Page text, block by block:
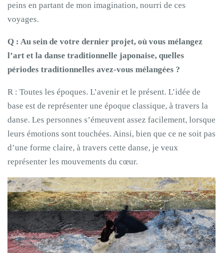
peins en partant de mon imagination, nourri de ces
voyages.
Q : Au sein de votre dernier projet, où vous mélangez
l’art et la danse traditionnelle japonaise, quelles
périodes traditionnelles avez-vous mélangées ?
R : Toutes les époques. L’avenir et le présent. L’idée de
base est de représenter une époque classique, à travers la
danse. Les personnes s’émeuvent assez facilement, lorsque
leurs émotions sont touchées. Ainsi, bien que ce ne soit pas
d’une forme claire, à travers cette danse, je veux
représenter les mouvements du cœur.